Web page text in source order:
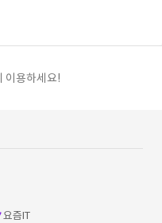
이용하세요!
요즘IT